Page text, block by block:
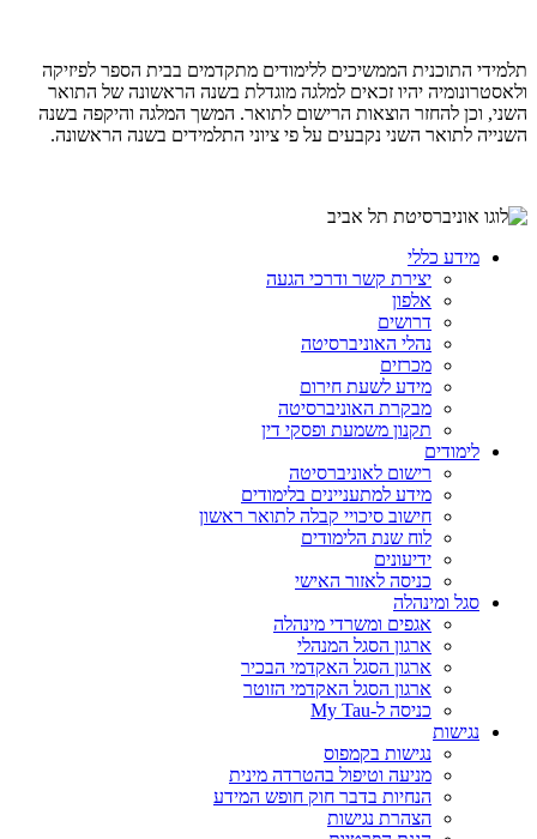
תלמידי התוכנית הממשיכים ללימודים מתקדמים בבית הספר לפיזיקה
ולאסטרונומיה יהיו זכאים למלגה מוגדלת בשנה הראשונה של התואר
השני, וכן להחזר הוצאות הרישום לתואר. המשך המלגה והיקפה בשנה
השנייה לתואר השני נקבעים על פי ציוני התלמידים בשנה הראשונה.
מידע כללי
יצירת קשר ודרכי הגעה
אלפון
דרושים
נהלי האוניברסיטה
מכרזים
מידע לשעת חירום
מבקרת האוניברסיטה
תקנון משמעת ופסקי דין
לימודים
רישום לאוניברסיטה
מידע למתעניינים בלימודים
חישוב סיכויי קבלה לתואר ראשון
לוח שנת הלימודים
ידיעונים
כניסה לאזור האישי
סגל ומינהלה
אגפים ומשרדי מינהלה
ארגון הסגל המנהלי
ארגון הסגל האקדמי הבכיר
ארגון הסגל האקדמי הזוטר
כניסה ל-My Tau
נגישות
נגישות בקמפוס
מניעה וטיפול בהטרדה מינית
הנחיות בדבר חוק חופש המידע
הצהרת נגישות